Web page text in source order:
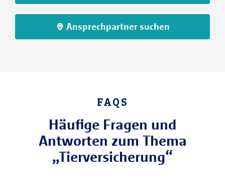
Ansprechpartner suchen
FAQS
Häufige Fragen und
Antworten zum Thema
„Tierversicherung“